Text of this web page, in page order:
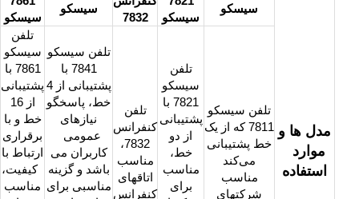
مدل ها و
موارد
استفاده
سیسکو
سیسکو
7832
سیسکو
سیسکو
تلفن سیسکو
7811 که از یک
خط پشتیبانی
می‌کند
مناسب
شرکتهای
تلفن
سیسکو
7821 با
پشتیبانی
از دو
خط،
مناسب
برای
تلفن
کنفرانس
7832،
مناسب
اتاقهای
کنفرانس
تلفن سیسکو
7841 با
پشتیبانی از 4
خط، پاسخگو
نیازهای
عمومی
کاربران می
باشد و گزینه
مناسبی برای
تلفن
سیسکو
7861 با
پشتیبانی
از 16
خط و با
برقراری
ارتباط با
کیفیت،
مناسب